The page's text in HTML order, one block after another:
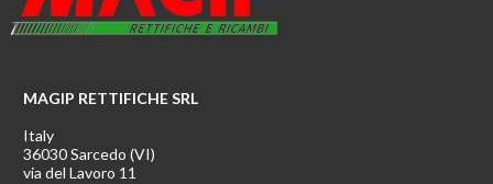
MAGIP RETTIFICHE SRL
Italy
36030 Sarcedo (VI)
via del Lavoro 11